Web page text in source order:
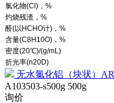
氯化物(Cl)，%
灼烧残渣，%
醛(以HCHO计)，%
含量(C8H10O)，%
密度(20℃)/(g/mL)
折光率(n20D)
无水氯化铝（块状）AR
A103503-s500g 500g
询价